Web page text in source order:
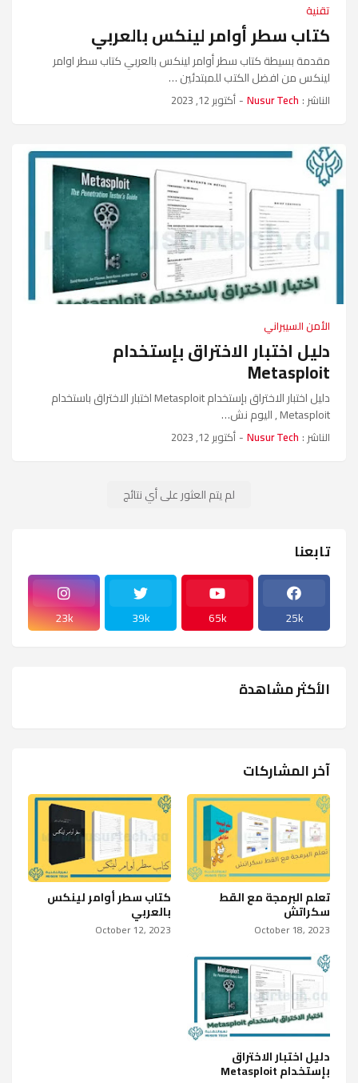
تقنية
كتاب سطر أوامر لينكس بالعربي
مقدمة بسيطة كتاب سطر أوامر لينكس بالعربي كتاب سطر اوامر
لينكس من افضل الكتب للمبتدئين …
الناشر : Nusur Tech
- أكتوبر 12, 2023
الأمن السيبراني
دليل اختبار الاختراق بإستخدام
Metasploit
دليل اختبار الاختراق بإستخدام Metasploit اختبار الاختراق باستخدام
Metasploit , اليوم نش…
الناشر : Nusur Tech
- أكتوبر 12, 2023
لم يتم العثور على أي نتائج
تابعنا
25k
65k
39k
23k
الأكثر مشاهدة
آخر المشاركات
تعلم البرمجة مع القط
سكراتش
October 18, 2023
كتاب سطر أوامر لينكس
بالعربي
October 12, 2023
دليل اختبار الاختراق
بإستخدام Metasploit